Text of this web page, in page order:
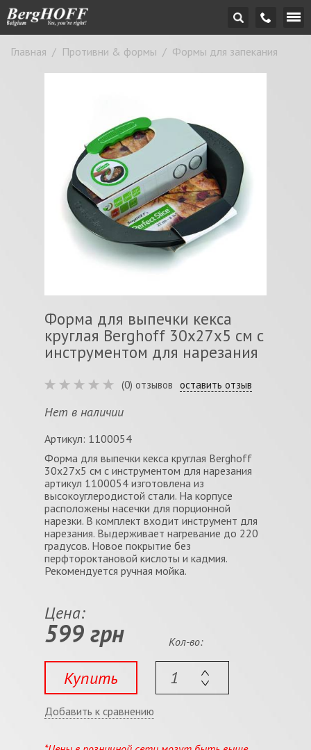
Главная / Противни & формы / Формы для запекания
Форма для выпечки кекса
круглая Berghoff 30х27х5 см с
инструментом для нарезания
(0) отзывов оставить отзыв
Нет в наличии
Артикул: 1100054
Форма для выпечки кекса круглая Berghoff
30х27х5 см с инструментом для нарезания
артикул 1100054 изготовлена из
высокоуглеродистой стали. На корпусе
расположены насечки для порционной
нарезки. В комплект входит инструмент для
нарезания. Выдерживает нагревание до 220
градусов. Новое покрытие без
перфтороктановой кислоты и кадмия.
Рекомендуется ручная мойка.
Цена:
599 грн
Купить
Кол-во:
Добавить к сравнению